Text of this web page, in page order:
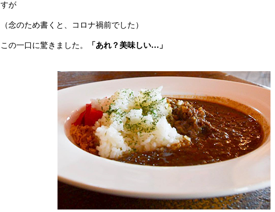
すが
（念のため書くと、コロナ禍前でした）
この一口に驚きました。 「あれ？美味しい…」